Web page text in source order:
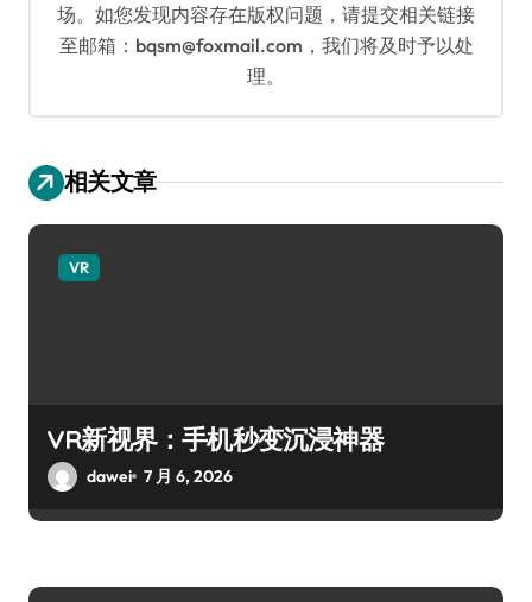
场。如您发现内容存在版权问题，请提交相关链接
至邮箱：bqsm@foxmail.com，我们将及时予以处
理。
相关文章
VR
VR新视界：手机秒变沉浸神器
dawei 7 月 6, 2026